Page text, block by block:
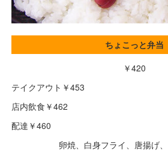
ちょこっと弁当
￥420
テイクアウト￥453
店内飲食￥462
配達￥460
卵焼、白身フライ、唐揚げ